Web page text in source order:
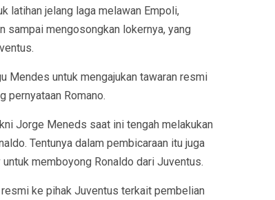
latihan jelang laga melawan Empoli,
sampai mengosongkan lokernya, yang
Mendes untuk mengajukan tawaran resmi
pernyataan Romano.
Jorge Meneds saat ini tengah melakukan
Tentunya dalam pembicaraan itu juga
memboyong Ronaldo dari Juventus.
ke pihak Juventus terkait pembelian